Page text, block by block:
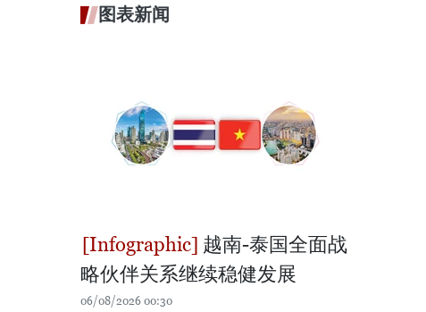
图表新闻
越南-泰国全面战
略伙伴关系继续稳健发展
06/08/2026 00:30